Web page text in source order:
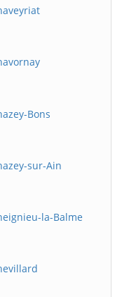
Bons
sur-Ain
la-Balme